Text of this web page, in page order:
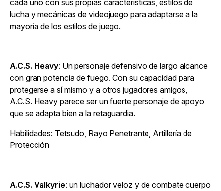
cada uno con sus propias características, estilos de
lucha y mecánicas de videojuego para adaptarse a la
mayoría de los estilos de juego.
A.C.S. Heavy: Un personaje defensivo de largo alcance
con gran potencia de fuego. Con su capacidad para
protegerse a sí mismo y a otros jugadores amigos,
A.C.S. Heavy parece ser un fuerte personaje de apoyo
que se adapta bien a la retaguardia.
Habilidades: Tetsudo, Rayo Penetrante, Artillería de
Protección
A.C.S. Valkyrie: un luchador veloz y de combate cuerpo